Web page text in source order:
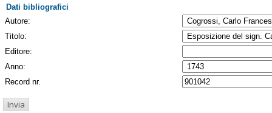
Dati bibliografici
Autore:
Titolo:
Editore:
Anno:
Record nr.